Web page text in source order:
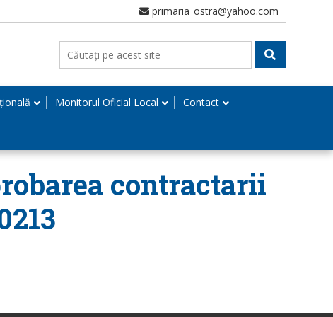
primaria_ostra@yahoo.com
Monitorul Oficial Local Contact
contractarii